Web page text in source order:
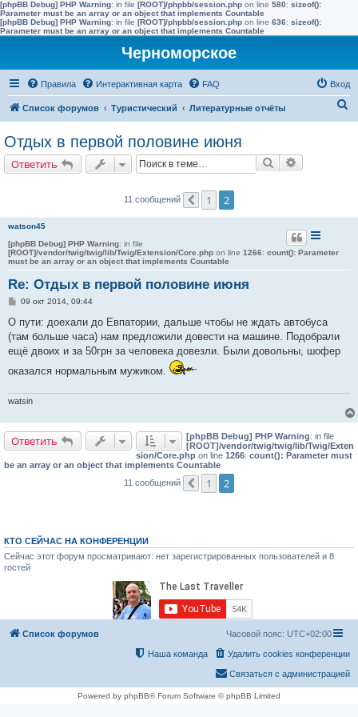
[phpBB Debug] PHP Warning: in file [ROOT]/phpbb/session.php on line 580: sizeof():
Parameter must be an array or an object that implements Countable
[phpBB Debug] PHP Warning: in file [ROOT]/phpbb/session.php on line 636: sizeof():
Parameter must be an array or an object that implements Countable
Черноморское
Правила Интерактивная карта FAQ Вход
Список форумов Туристический Литературные отчёты
Отдых в первой половине июня
Ответить Поиск
11 сообщений Пред.
1 2
watson45
[phpBB Debug] PHP Warning: in file
[ROOT]/vendor/twig/twig/lib/Twig/Extension/Core.php on line 1266: count(): Parameter
must be an array or an object that implements Countable
Re: Отдых в первой половине июня
С
о
щ
е
н
и
е
09 окт 2014, 09:44
О пути: доехали до Евпатории, дальше чтобы не ждать автобуса
(там больше часа) нам предложили довести на машине. Подобрали
ещё двоих и за 50грн за человека довезли. Были довольны, шофер
оказался нормальным мужиком.
watsin
Ответить [phpBB Debug] PHP Warning: in file
[ROOT]/vendor/twig/twig/lib/Twig/Exten
sion/Core.php on line 1266: count(): Parameter must
be an array or an object that implements Countable
11 сообщений
Пред.
1 2
КТО СЕЙЧАС НА КОНФЕРЕНЦИИ
Сейчас этот форум просматривают: нет зарегистрированных пользователей и 8
гостей
Список форумов Часовой пояс: UTC+02:00
Удалить cookies конференции
Наша команда
Связаться с администрацией
Powered by phpBB® Forum Software © phpBB Limited